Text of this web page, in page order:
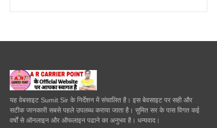
यह वेबसाइट Sumit Sir के निर्देशन में संचालित है। इस बेवसाइट पर सही और
सटीक जानकारी सबसे पहले उपलब्ध कराया जाता है। सुमित सर के पास विगत कई
वर्षों से ऑनलाइन और ऑफलाइन पढाने का अनुभव है। धन्यवाद।